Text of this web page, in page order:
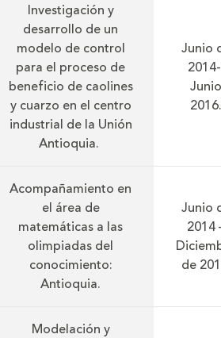
Investigación y
desarrollo de un
modelo de control
para el proceso de
beneficio de caolines
y cuarzo en el centro
industrial de la Unión
Antioquia.
Junio
Junio
2016.
Acompañamiento en
el área de
matemáticas a las
olimpiadas del
conocimiento:
Antioquia.
Junio
2014
de
Modelación y